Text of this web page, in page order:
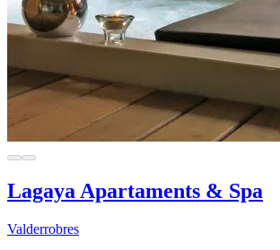
Lagaya Apartaments & Spa
Valderrobres